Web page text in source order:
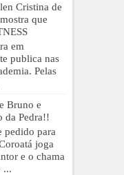
Cristina de
que
em
publica nas
Pelas
Bruno e
da Pedra!!
pedido para
joga
e o chama
...